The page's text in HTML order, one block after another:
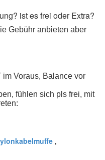
ist es frei oder Extra?
Gebühr anbieten aber
im Voraus, Balance vor
fühlen sich pls frei, mit
,